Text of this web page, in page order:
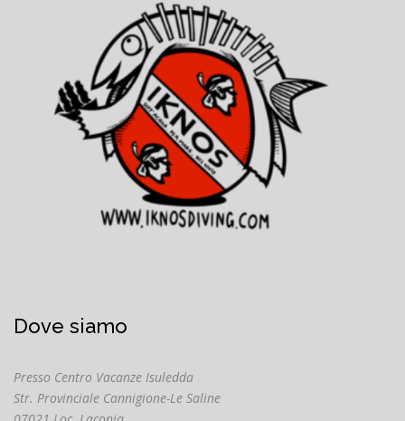
Dove siamo
Presso Centro Vacanze Isuledda
Str. Provinciale Cannigione-Le Saline